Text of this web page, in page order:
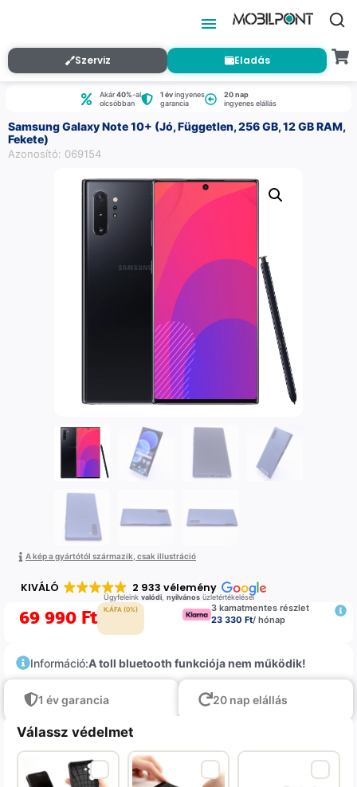
Szerviz Eladás
Akár40%-al
olcsóbban
1 évingyenes
garancia
20 nap
ingyenes elállás
Samsung Galaxy Note 10+ (Jó, Független, 256 GB, 12 GB RAM,
Fekete)
Azonosító: 069154
A kép a gyártótól származik, csak illustráció
KIVÁLÓ 2 933 vélemény
Ügyfeleink valódi, nyilvánosüzletértékelései
69 990 Ft K.ÁFA (0%)
3 kamatmentes részlet
23 330 Ft/ hónap
Információ:A toll bluetooth funkciója nem működik!
1 év garancia 20 nap elállás
Válassz védelmet